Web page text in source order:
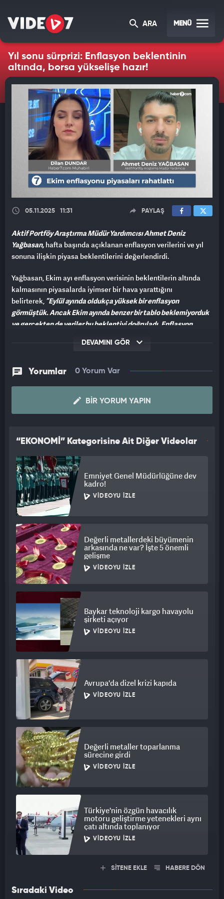
ARA MENÜ
Yıl sonu sürprizi: Enflasyon beklentinin
altında, borsa yükselişe hazır!
05.11.2025 11:31 PAYLAŞ
Aktif Portföy Araştırma Müdür Yardımcısı Ahmet Deniz
Yağbasan,hafta başında açıklanan enflasyon verilerini ve yıl
sonuna ilişkin piyasa beklentilerini değerlendirdi.
Yağbasan, Ekim ayı enflasyon verisinin beklentilerin altında
kalmasının piyasalarda iyimser bir hava yarattığını
belirterek, “Eylül ayında oldukça yüksek bir enflasyon
görmüştük. Ancak Ekim ayında benzer bir tablo beklemiyorduk
ve gerçekten de veriler bu beklentiyi doğruladı. Enflasyon
tarafından olumlu karşılandı ve bu durum Borsa İstanbul’da da
DEVAMINI GÖR
Yorumlar 0 Yorum Var
BIR YORUM YAPIN
“EKONOMİ” Kategorisine Ait Diğer Videolar
Emniyet Genel Müdürlüğüne dev
kadro!
VIDEOYU İZLE
Değerli metallerdeki büyümenin
arkasında ne var? İşte 5 önemli
gelişme
VIDEOYU İZLE
Baykar teknoloji kargo havayolu
şirketi açıyor
VIDEOYU İZLE
Avrupa'da dizel krizi kapıda
VIDEOYU İZLE
Değerli metaller toparlanma
sürecine girdi
VIDEOYU İZLE
Türkiye'nin özgün havacılık
motoru geliştirme yetenekleri aynı
çatı altında toplanıyor
VIDEOYU İZLE
SİTENE EKLE HABERE DÖN
Sıradaki Video